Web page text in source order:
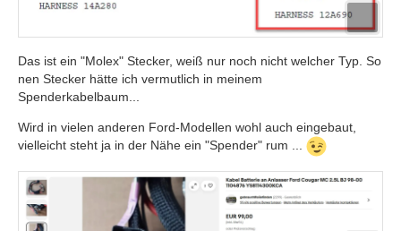
Das ist ein "Molex" Stecker, weiß nur noch nicht welcher Typ. So
nen Stecker hätte ich vermutlich in meinem
Spenderkabelbaum...
Wird in vielen anderen Ford-Modellen wohl auch eingebaut,
vielleicht steht ja in der Nähe ein "Spender" rum ...